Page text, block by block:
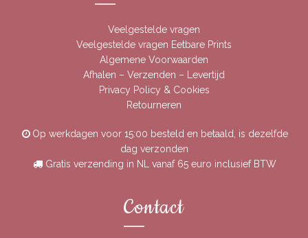
Veelgestelde vragen
Veelgestelde vragen Eetbare Prints
Algemene Voorwaarden
Afhalen – Verzenden – Levertijd
Privacy Policy & Cookies
Retourneren
Op werkdagen voor 15:00 besteld en betaald, is dezelfde
dag verzonden
Gratis verzending in NL vanaf 65 euro inclusief BTW
Contact